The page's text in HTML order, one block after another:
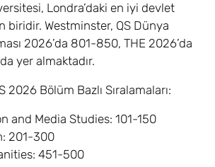
8,10 Eylül
8,10 Eylül £17.600
8,10
Londra’daki en iyi devlet
biridir. Westminster, QS Dünya
2026’da 801-850, THE 2026’da
yer almaktadır.
2026 Bölüm Bazlı Sıralamaları:
and Media Studies: 101-150
201-300
451-500